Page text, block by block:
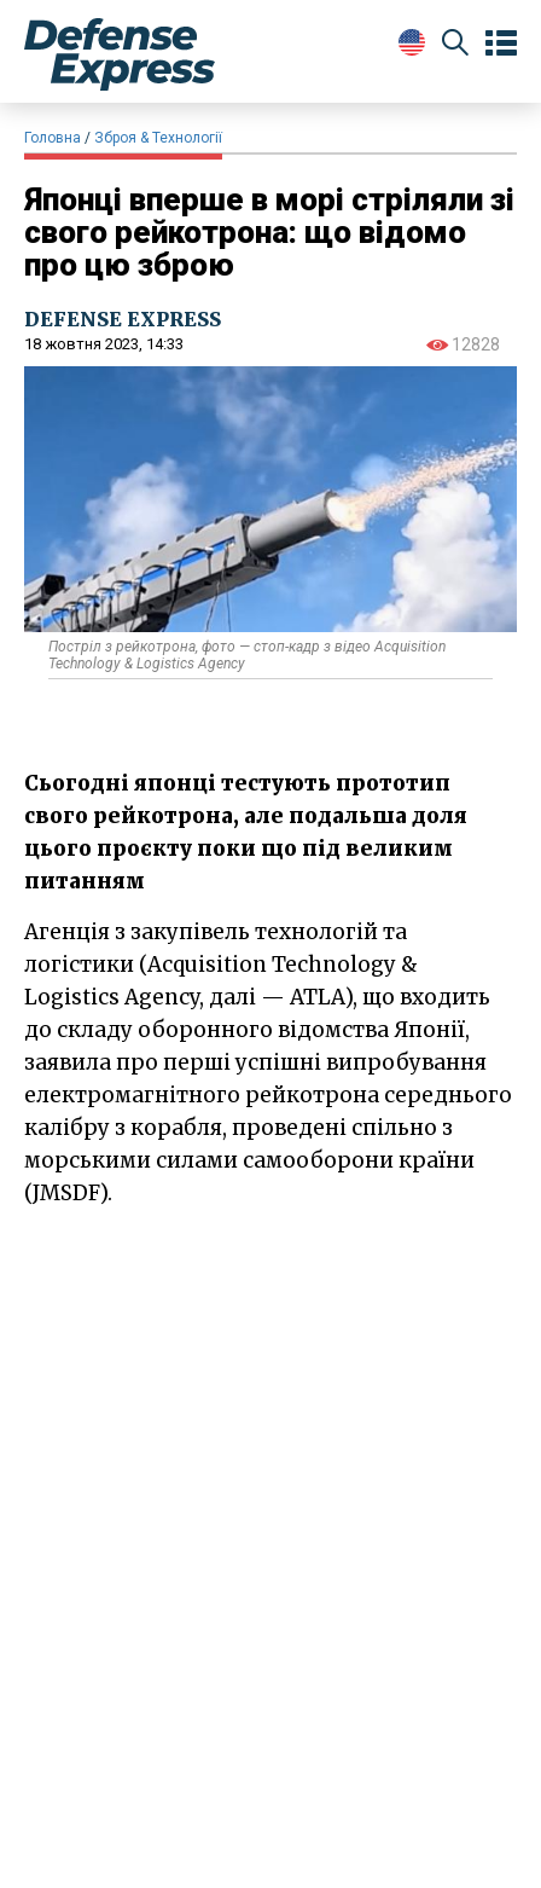
Головна Зброя & Технології
Японці вперше в морі стріляли зі
свого рейкотрона: що відомо
про цю зброю
DEFENSE EXPRESS
18 жовтня 2023, 14:33 12828
Постріл з рейкотрона, фото — cтоп-кадр з відео Acquisition
Technology & Logistics Agency
Сьогодні японці тестують прототип
свого рейкотрона, але подальша доля
цього проєкту поки що під великим
питанням
Агенція з закупівель технологій та
логістики (Acquisition Technology &
Logistics Agency, далі — ATLA), що входить
до складу оборонного відомства Японії,
заявила про перші успішні випробування
електромагнітного рейкотрона середнього
калібру з корабля, проведені спільно з
морськими силами самооборони країни
(JMSDF).